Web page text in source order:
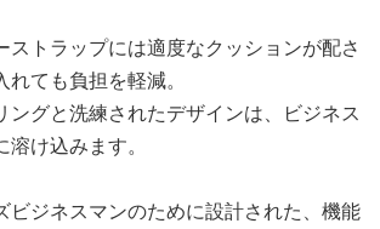
ストラップには適度なクッションが配さ
ても負担を軽減。
ングと洗練されたデザインは、ビジネス
け込みます。
ビジネスマンのために設計された、機能